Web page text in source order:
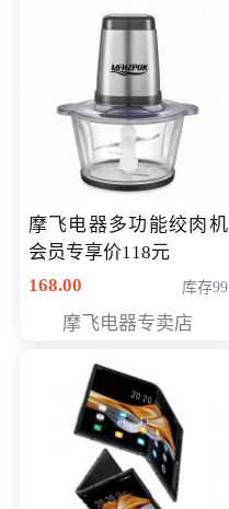
摩飞电器多功能绞肉机
会员专享价118元
168.00
库存99
摩飞电器专卖店